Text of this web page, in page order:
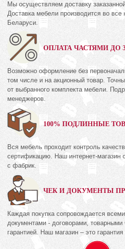
Мы осуществляем доставку
Доставка мебели производится во все
Беларуси.
ОПЛАТА ЧАСТЯМИ ДО
Возможно оформление без
том числе и на акционный товар.
от выбранного комплекта мебели.
менеджеров.
100% ПОДЛИННЫЕ
Вся мебель проходит контроль
сертификацию. Наш интернет-магазин
с фабрик.
ЧЕК И ДОКУМЕНТЫ
Каждая покупка сопровождается
документами - договорами,
гарантией. Наш магазин – это